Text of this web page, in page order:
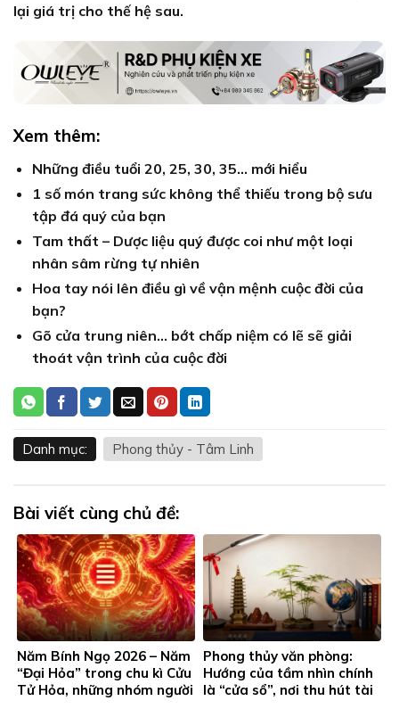
lại giá trị cho thế hệ sau.
Xem thêm:
Những điều tuổi 20, 25, 30, 35… mới hiểu
1 số món trang sức không thể thiếu trong bộ sưu
tập đá quý của bạn
Tam thất – Dược liệu quý được coi như một loại
nhân sâm rừng tự nhiên
Hoa tay nói lên điều gì về vận mệnh cuộc đời của
bạn?
Gõ cửa trung niên… bớt chấp niệm có lẽ sẽ giải
thoát vận trình của cuộc đời
Danh mục: Phong thủy - Tâm Linh
Bài viết cùng chủ đề:
Năm Bính Ngọ 2026 – Năm
“Đại Hỏa” trong chu kì Cửu
Tử Hỏa, những nhóm người
Phong thủy văn phòng:
Hướng của tầm nhìn chính
là “cửa sổ”, nơi thu hút tài